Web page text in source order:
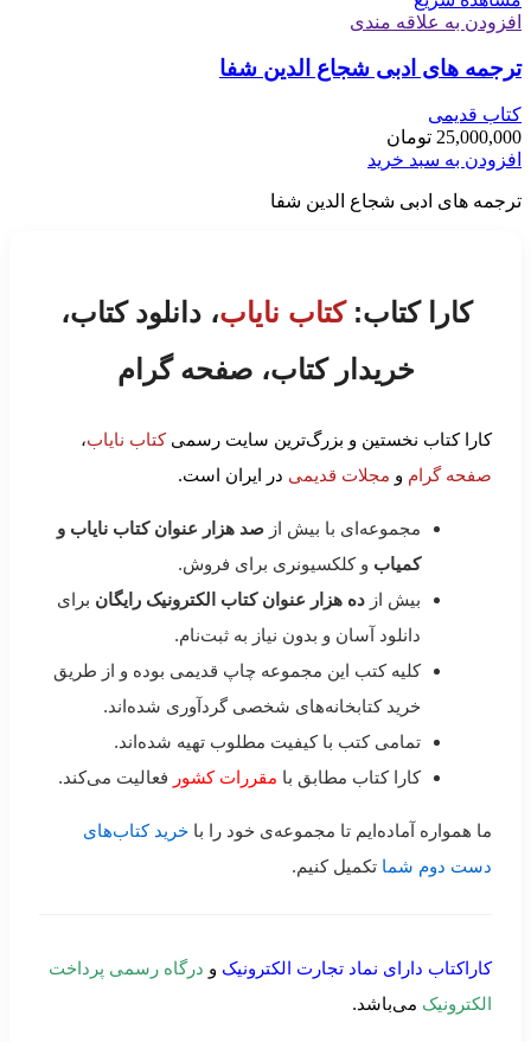
افزودن به علاقه مندی
ترجمه های ادبی شجاع الدین شفا
کتاب قدیمی
25,000,000 تومان
افزودن به سبد خرید
ترجمه های ادبی شجاع الدین شفا
کارا کتاب:کتاب نایاب، دانلود کتاب،
خریدار کتاب، صفحه گرام
کارا کتاب نخستین و بزرگ‌ترین سایت رسمیکتاب نایاب،
صفحه گرام و مجلات قدیمی در ایران است.
مجموعه‌ای با بیش از صد هزار عنوان کتاب نایاب و
کمیاب و کلکسیونری برای فروش.
بیش از ده هزار عنوان کتاب الکترونیک رایگان برای
دانلود آسان و بدون نیاز به ثبت‌نام.
کلیه کتب این مجموعه چاپ قدیمی بوده و از طریق
خرید کتابخانه‌های شخصی گردآوری شده‌اند.
تمامی کتب با کیفیت مطلوب تهیه شده‌اند.
کارا کتاب مطابق با مقررات کشور فعالیت می‌کند.
ما همواره آماده‌ایم تا مجموعه‌ی خود را با خرید کتاب‌های
دست دوم شما تکمیل کنیم.
کاراکتاب دارای نماد تجارت الکترونیک و درگاه رسمی پرداخت
الکترونیک می‌باشد.